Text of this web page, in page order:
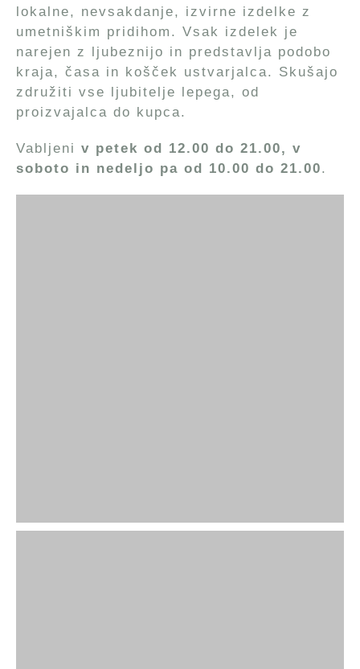
lokalne, nevsakdanje, izvirne izdelke z
umetniškim pridihom. Vsak izdelek je
narejen z ljubeznijo in predstavlja podobo
kraja, časa in košček ustvarjalca. Skušajo
združiti vse ljubitelje lepega, od
proizvajalca do kupca.
Vabljeni v petek od 12.00 do 21.00, v
soboto in nedeljo pa od 10.00 do 21.00.